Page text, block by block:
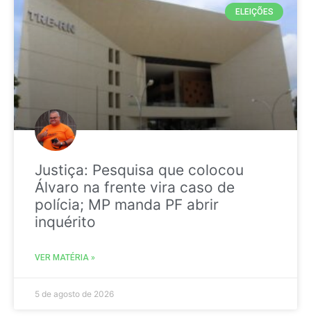
ELEIÇÕES
Justiça: Pesquisa que colocou
Álvaro na frente vira caso de
polícia; MP manda PF abrir
inquérito
VER MATÉRIA »
5 de agosto de 2026